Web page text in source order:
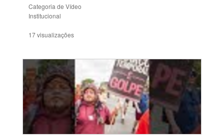
Categoria de Vídeo
Institucional
17 visualizações